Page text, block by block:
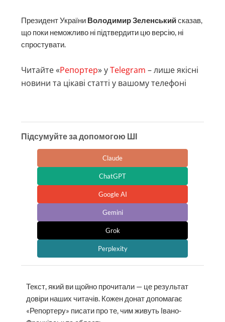
Президент України Володимир Зеленськийсказав,
що поки неможливо ні підтвердити цю версію, ні
спростувати.
Читайте «Репортер» уTelegram – лише якісні
новини та цікаві статті у вашому телефоні
Підсумуйте за допомогою ШІ
Claude
ChatGPT
Google AI
Gemini
Grok
Perplexity
Текст, який ви щойно прочитали — це результат
довіри наших читачів. Кожен донат допомагає
«Репортеру» писати про те, чим живуть Івано-